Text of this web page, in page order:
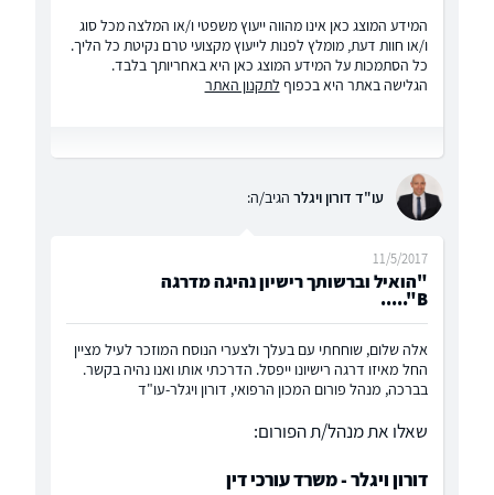
המידע המוצג כאן אינו מהווה ייעוץ משפטי ו/או המלצה מכל סוג
ו/או חוות דעת, מומלץ לפנות לייעוץ מקצועי טרם נקיטת כל הליך.
כל הסתמכות על המידע המוצג כאן היא באחריותך בלבד.
הגלישה באתר היא בכפוף לתקנון האתר
עו"ד דורון ויגלר הגיב/ה:
"הואיל וברשותך רישיון נהיגה מדרגה
B".....
11/5/2017
אלה שלום, שוחחתי עם בעלך ולצערי הנוסח המוזכר לעיל מציין
החל מאיזו דרגה רישיונו ייפסל. הדרכתי אותו ואנו נהיה בקשר.
בברכה, מנהל פורום המכון הרפואי, דורון ויגלר-עו"ד
שאלו את מנהל/ת הפורום:
דורון ויגלר - משרד עורכי דין